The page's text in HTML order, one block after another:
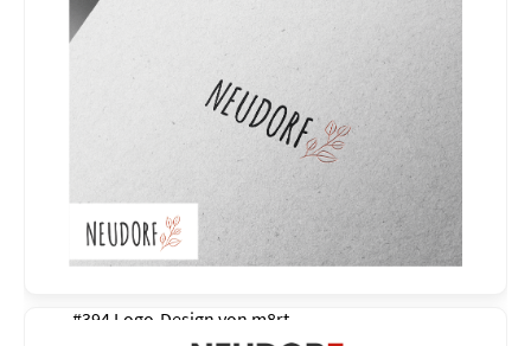
#394 Logo-Design von m8rt